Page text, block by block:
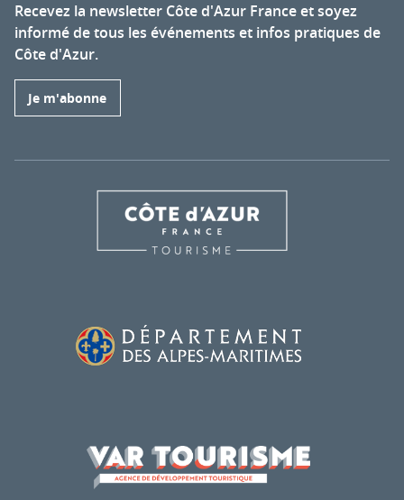
Recevez la newsletter Côte d'Azur France et soyez
informé de tous les événements et infos pratiques de
Côte d'Azur.
Je m'abonne